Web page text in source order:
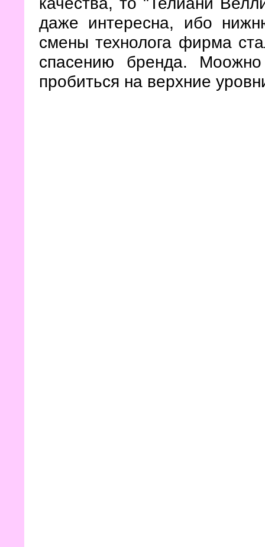
даже интересна, ибо
смены технолога фирма
спасению бренда.
пробиться на верхние